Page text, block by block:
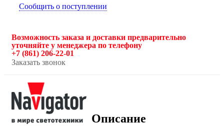
Сообщить о поступлении
Возможность заказа и доставки предварительно
уточняйте у менеджера по телефону
+7 (861) 206-22-01
Заказать звонок
Описание